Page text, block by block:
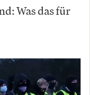
Was das für